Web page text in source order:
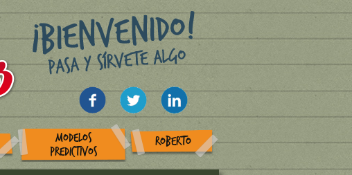
MODELOS
PREDICTIVOS
ROBERTO